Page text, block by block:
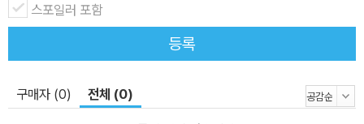
스포일러 포함
등록
구매자 (0) 전체 (0)